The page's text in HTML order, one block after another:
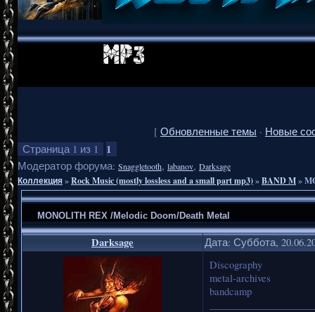
[ Обновленные темы · Новые
Страница 1 из 1 1
Модератор форума: Snaggletooth, labanov, Darksage
Коллекция»Rock Music (mostly lossless and a small part mp3)»BAND M»
MONOLITH REX /Melodic Doom/Death Metal
Darksage Дата: Суббота,
Discography
metal-archives
bandcamp